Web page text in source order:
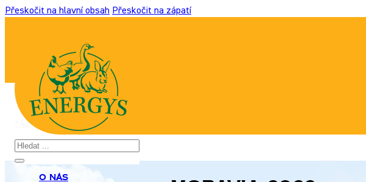
Přeskočit na hlavní obsah Přeskočit na zápatí
+420 517 307 701 info@energyshobby.cz
Hledat
O nás